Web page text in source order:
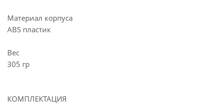
Материал корпуса
ABS пластик
Вес
305 гр
КОМПЛЕКТАЦИЯ